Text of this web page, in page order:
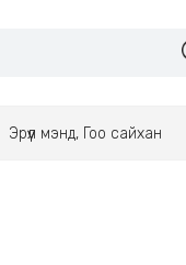
Эрүүл мэнд, Гоо сайхан